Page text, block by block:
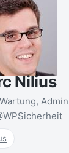
Nilius